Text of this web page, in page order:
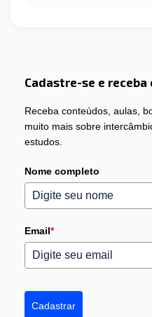
Cadastre-se e
Receba conteúdos, aulas,
muito mais sobre
estudos.
Nome completo
Email*
Cadastrar